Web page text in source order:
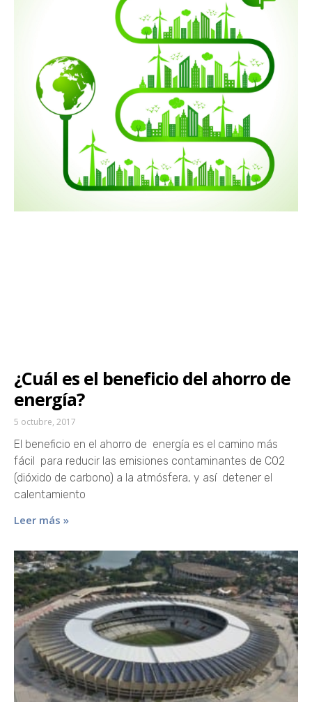
¿Cuál es el beneficio del ahorro de
energía?
5 octubre, 2017
El beneficio en el ahorro de energía es el camino más
fácil para reducir las emisiones contaminantes de CO2
(dióxido de carbono) a la atmósfera, y así detener el
calentamiento
Leer más »